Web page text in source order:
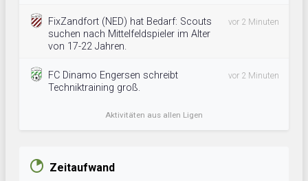
FixZandfort (NED) hat Bedarf: Scouts
suchen nach Mittelfeldspieler im Alter
von 17-22 Jahren.
vor 2 Minuten
FC Dinamo Engersen schreibt
Techniktraining groß.
vor 2 Minuten
Aktivitäten aus allen Ligen
Zeitaufwand